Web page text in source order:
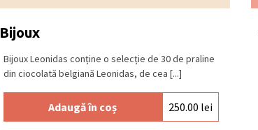
Bijoux
Bijoux Leonidas conține o selecție de 30 de praline
din ciocolată belgiană Leonidas, de cea [...]
Adaugă în coș 250.00 lei